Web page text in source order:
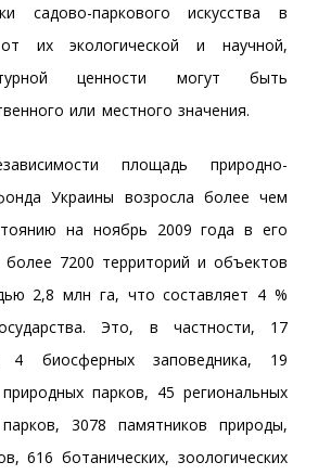
садово-паркового искусства в
их экологической и научной,
ценности могут быть
или местного значения.
площадь природно-
Украины возросла более чем
на ноябрь 2009 года в его
более 7200 территорий и объектов
2,8 млн га, что составляет 4 %
Это, в частности, 17
4 биосферных заповедника, 19
парков, 45 региональных
3078 памятников природы,
616 ботанических, зоологических